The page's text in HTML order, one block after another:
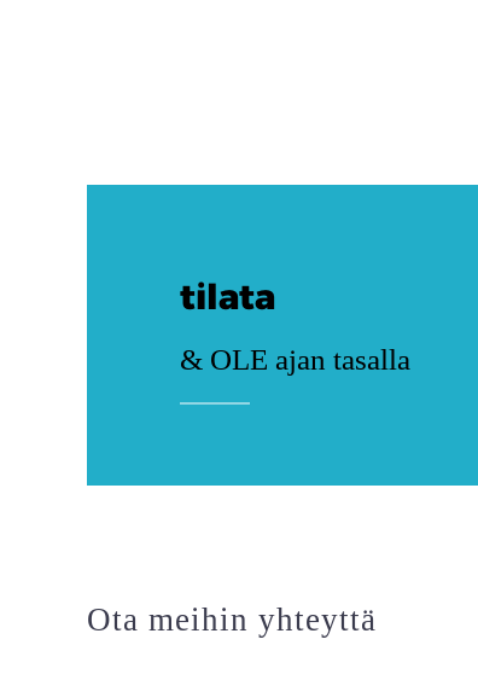
tilata
& OLE ajan tasalla
Ota meihin yhteyttä